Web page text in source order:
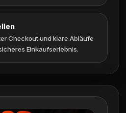
Checkout und klare Abläufe
Einkaufserlebnis.